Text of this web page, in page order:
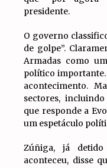
presidente.
O governo
de golpe”.
Armadas como
político importante.
acontecimento.
sectores,
que responde a
um espetáculo
Zúñiga, já
aconteceu, disse